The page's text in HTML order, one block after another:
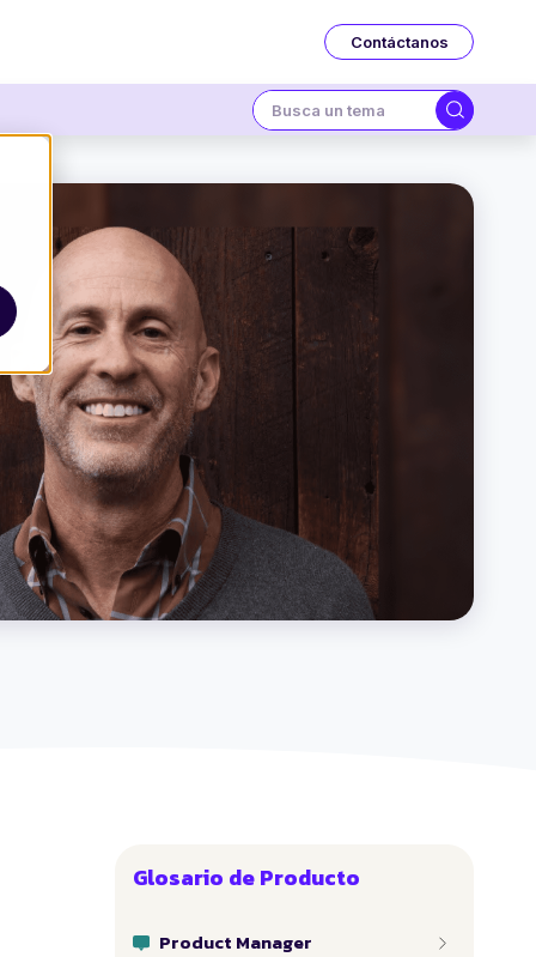
Contáctanos
Glosario de Producto
Product Manager